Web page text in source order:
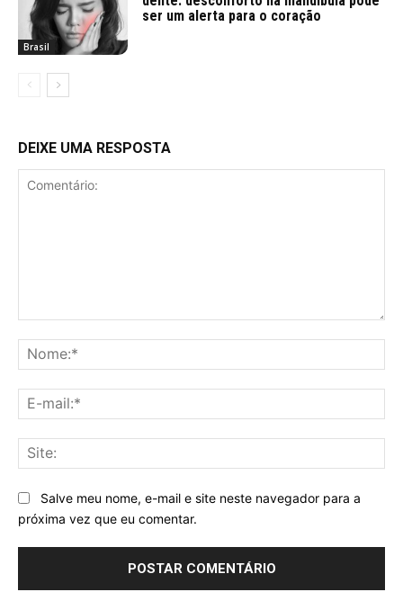
Brasil
ser um alerta para o coração
DEIXE UMA RESPOSTA
Salve meu nome, e-mail e site neste navegador para a
próxima vez que eu comentar.